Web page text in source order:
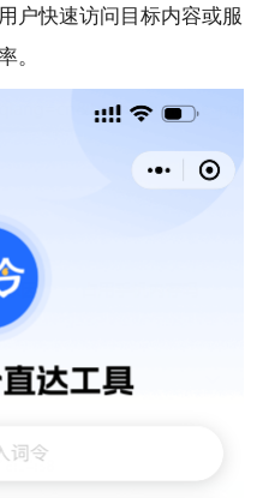
户快速访问目标内容或服
。